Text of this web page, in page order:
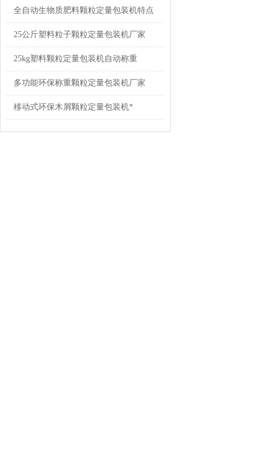
全自动生物质肥料颗粒定量包装机特点
25公斤塑料粒子颗粒定量包装机厂家
25kg塑料颗粒定量包装机自动称重
多功能环保称重颗粒定量包装机厂家
移动式环保木屑颗粒定量包装机*